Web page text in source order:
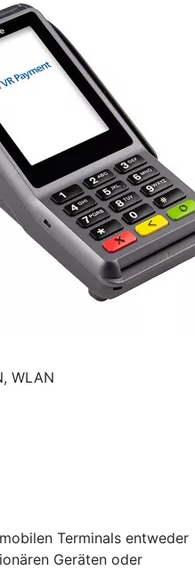
WLAN
Terminals entweder
Geräten oder